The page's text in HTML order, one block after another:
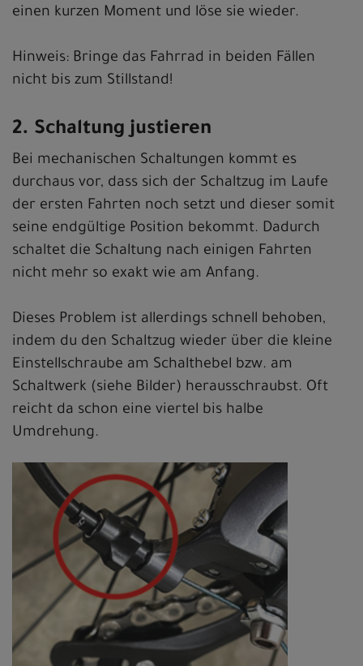
einen kurzen Moment und löse sie wieder.
Hinweis: Bringe das Fahrrad in beiden Fällen
nicht bis zum Stillstand!
2. Schaltung justieren
Bei mechanischen Schaltungen kommt es
durchaus vor, dass sich der Schaltzug im Laufe
der ersten Fahrten noch setzt und dieser somit
seine endgültige Position bekommt. Dadurch
schaltet die Schaltung nach einigen Fahrten
nicht mehr so exakt wie am Anfang.
Dieses Problem ist allerdings schnell behoben,
indem du den Schaltzug wieder über die kleine
Einstellschraube am Schalthebel bzw. am
Schaltwerk (siehe Bilder) herausschraubst. Oft
reicht da schon eine viertel bis halbe
Umdrehung.